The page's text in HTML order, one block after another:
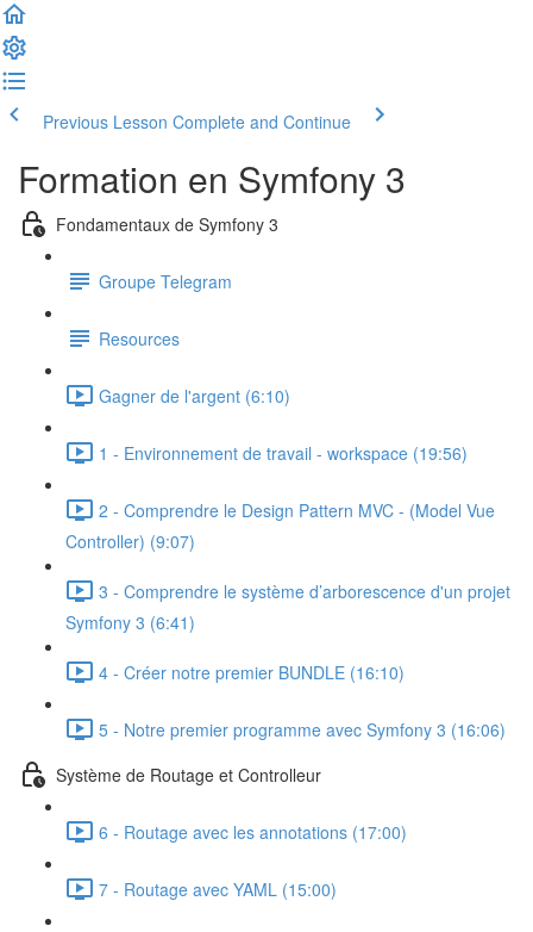
Previous Lesson Complete and Continue
Formation en Symfony 3
Fondamentaux de Symfony 3
Groupe Telegram
Resources
Gagner de l'argent (6:10)
1 - Environnement de travail - workspace (19:56)
2 - Comprendre le Design Pattern MVC - (Model Vue
Controller) (9:07)
3 - Comprendre le système d’arborescence d'un projet
Symfony 3 (6:41)
4 - Créer notre premier BUNDLE (16:10)
5 - Notre premier programme avec Symfony 3 (16:06)
Système de Routage et Controlleur
6 - Routage avec les annotations (17:00)
7 - Routage avec YAML (15:00)